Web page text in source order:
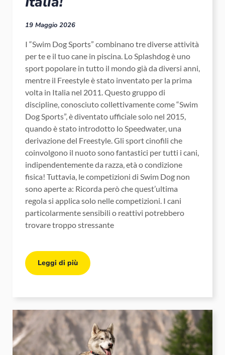
19 Maggio 2026
I “Swim Dog Sports” combinano tre diverse attività
per te e il tuo cane in piscina. Lo Splashdog è uno
sport popolare in tutto il mondo già da diversi anni,
mentre il Freestyle è stato inventato per la prima
volta in Italia nel 2011. Questo gruppo di
discipline, conosciuto collettivamente come “Swim
Dog Sports”, è diventato ufficiale solo nel 2015,
quando è stato introdotto lo Speedwater, una
derivazione del Freestyle. Gli sport cinofili che
coinvolgono il nuoto sono fantastici per tutti i cani,
indipendentemente da razza, età o condizione
fisica! Tuttavia, le competizioni di Swim Dog non
sono aperte a: Ricorda però che quest’ultima
regola si applica solo nelle competizioni. I cani
particolarmente sensibili o reattivi potrebbero
trovare troppo stressante
Leggi di più